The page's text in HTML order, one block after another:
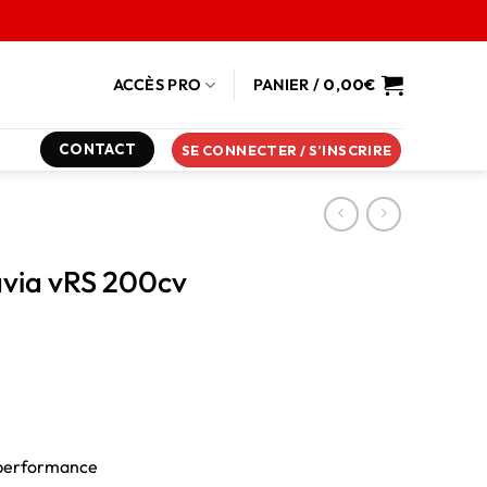
ACCÈS PRO PANIER / 0,00€
CONTACT SE CONNECTER / S’INSCRIRE
vRS 200cv